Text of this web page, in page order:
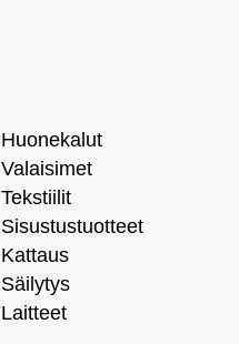
Huonekalut
Valaisimet
Tekstiilit
Sisustustuotteet
Kattaus
Säilytys
Laitteet